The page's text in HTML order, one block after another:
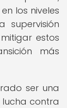
los niveles
supervisión
estos
más
ser una
contra